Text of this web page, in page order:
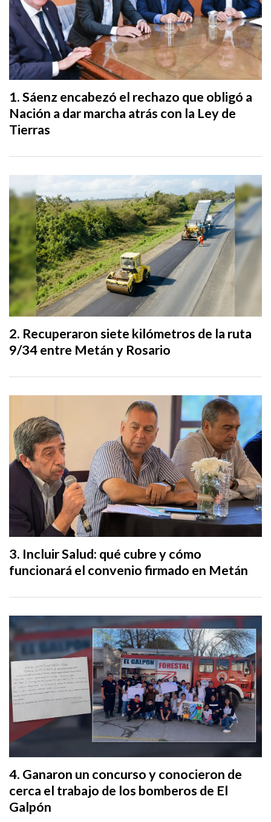
Sáenz encabezó el rechazo que obligó a
Nación a dar marcha atrás con la Ley de
Tierras
Recuperaron siete kilómetros de la ruta
9/34 entre Metán y Rosario
Incluir Salud: qué cubre y cómo
funcionará el convenio firmado en Metán
Ganaron un concurso y conocieron de
cerca el trabajo de los bomberos de El
Galpón